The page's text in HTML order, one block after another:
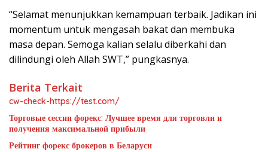
“Selamat menunjukkan kemampuan terbaik. Jadikan ini
momentum untuk mengasah bakat dan membuka
masa depan. Semoga kalian selalu diberkahi dan
dilindungi oleh Allah SWT,” pungkasnya.
Berita Terkait
cw-check-https://test.com/
Торговые сессии форекс: Лучшее время для торговли и
получения максимальной прибыли
Рейтинг форекс брокеров в Беларуси